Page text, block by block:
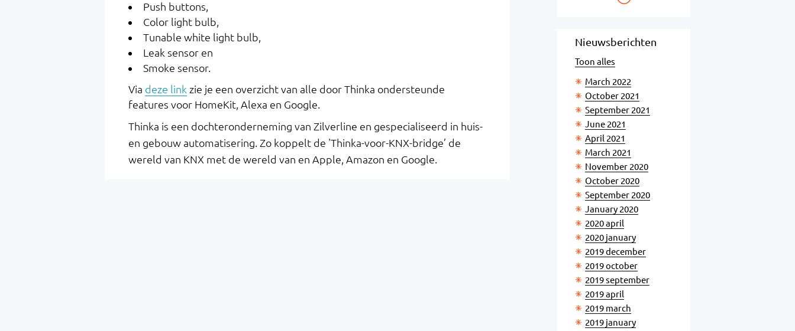
Push buttons,
Color light bulb,
Tunable white light bulb,
Leak sensor en
Smoke sensor.
Via deze link zie je een overzicht van alle door Thinka ondersteunde
features voor HomeKit, Alexa en Google.
Thinka is een dochteronderneming van Zilverline en gespecialiseerd in huis-
en gebouw automatisering. Zo koppelt de 'Thinka-voor-KNX-bridge’ de
wereld van KNX met de wereld van en Apple, Amazon en Google.
Nieuwsberichten
Toon alles
March 2022
October 2021
September 2021
June 2021
April 2021
March 2021
November 2020
October 2020
September 2020
January 2020
2020 april
2020 january
2019 december
2019 october
2019 september
2019 april
2019 march
2019 january